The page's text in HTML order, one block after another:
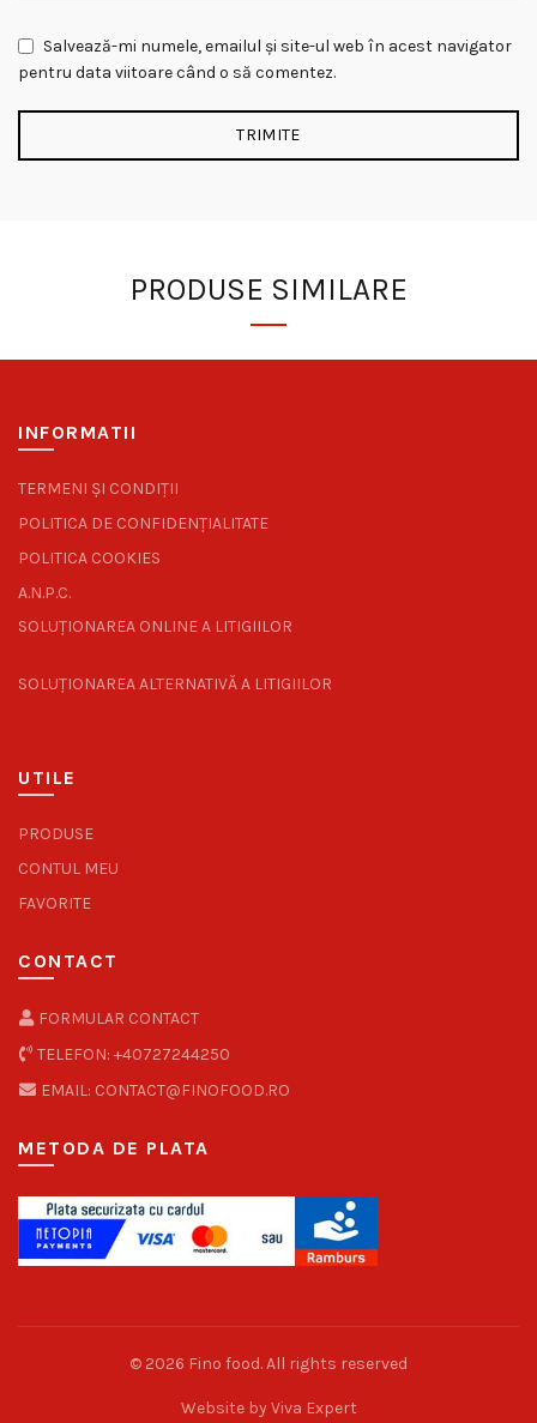
Salvează-mi numele, emailul și site-ul web în acest navigator
pentru data viitoare când o să comentez.
PRODUSE SIMILARE
INFORMATII
TERMENI ȘI CONDIȚII
POLITICA DE CONFIDENȚIALITATE
POLITICA COOKIES
A.N.P.C.
SOLUȚIONAREA ONLINE A LITIGIILOR
SOLUȚIONAREA ALTERNATIVĂ A LITIGIILOR
UTILE
PRODUSE
CONTUL MEU
FAVORITE
CONTACT
FORMULAR CONTACT
TELEFON: +40727244250
EMAIL: CONTACT@FINOFOOD.RO
METODA DE PLATA
© 2026 Fino food. All rights reserved
Website byViva Expert